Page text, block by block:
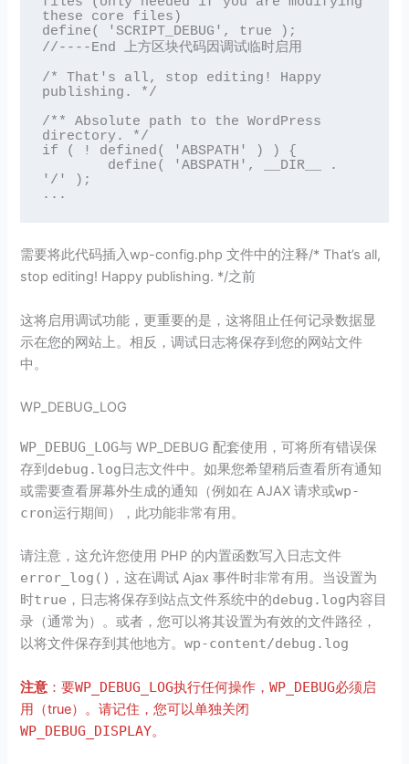
these core files)
define( 'SCRIPT_DEBUG', true );
//----End 上方区块代码因调试临时启用
/* That's all, stop editing! Happy
publishing. */
/** Absolute path to the WordPress
directory. */
if ( ! defined( 'ABSPATH' ) ) {
'/' );
...
需要将此代码插入wp-config.php 文件中的注释/* That’s all,
stop editing! Happy publishing. */之前
这将启用调试功能，更重要的是，这将阻止任何记录数据显
示在您的网站上。相反，调试日志将保存到您的网站文件
中。
WP_DEBUG_LOG
WP_DEBUG_LOG与 WP_DEBUG 配套使用，可将所有错误保
存到 debug.log日志文件中。如果您希望稍后查看所有通知
或需要查看屏幕外生成的通知（例如在 AJAX 请求或wp-
cron运行期间），此功能非常有用。
请注意，这允许您使用 PHP 的内置函数写入日志文件
error_log() ，这在调试 Ajax 事件时非常有用。当设置为
时true ，日志将保存到站点文件系统中的debug.log内容目
录（通常为）。或者，您可以将其设置为有效的文件路径，
以将文件保存到其他地方。wp-content/debug.log
注意 ：要WP_DEBUG_LOG执行任何操作，WP_DEBUG必须启
用（true）。请记住，您可以单独关闭
WP_DEBUG_DISPLAY。